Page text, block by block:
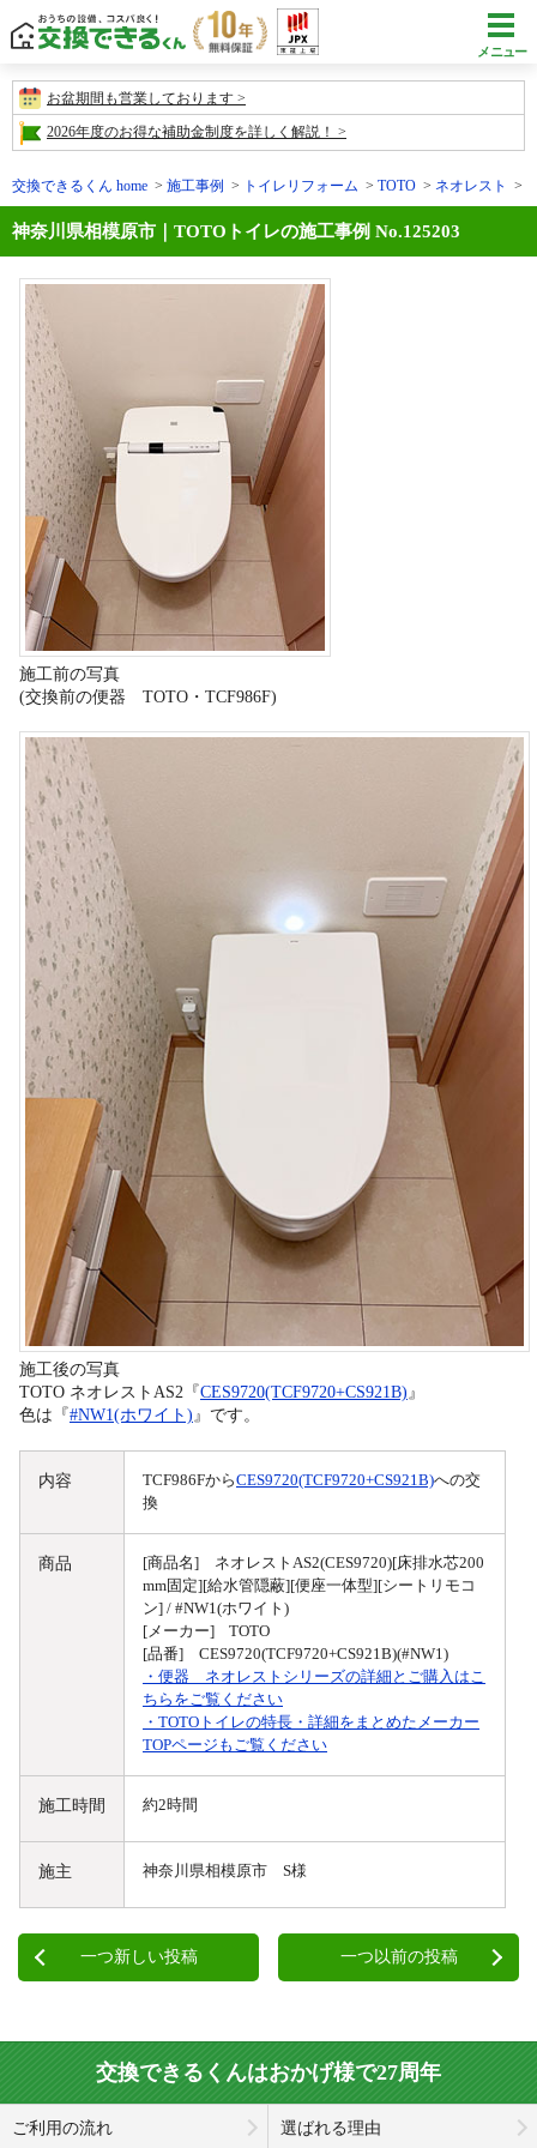
メニュー
お盆期間も営業しております
2026年度のお得な補助金制度を詳しく解説！
交換できるくん home 施工事例 トイレリフォーム TOTO ネオレスト
神奈川県相模原市｜TOTOトイレの施工事例 No.125203
施工前の写真
(交換前の便器 TOTO・TCF986F)
施工後の写真
TOTO ネオレストAS2『CES9720(TCF9720+CS921B) 』
色は『#NW1(ホワイト) 』です。
内容 TCF986FからCES9720(TCF9720+CS921B)への交
換
商品
[商品名] ネオレストAS2(CES9720)[床排水芯200
mm固定][給水管隠蔽][便座一体型][シートリモコ
ン] / #NW1(ホワイト)
[メーカー] TOTO
[品番] CES9720(TCF9720+CS921B)(#NW1)
・便器 ネオレストシリーズの詳細とご購入はこ
ちらをご覧ください
・TOTOトイレの特長・詳細をまとめたメーカー
TOPページもご覧ください
施工時間 約2時間
施主 神奈川県相模原市 S様
一つ新しい投稿 一つ以前の投稿
交換できるくんはおかげ様で27周年
ご利用の流れ 選ばれる理由